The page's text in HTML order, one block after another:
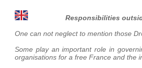
Responsibilities
One can not neglect to mention those
Some play an important role in
organisations for a free France and the